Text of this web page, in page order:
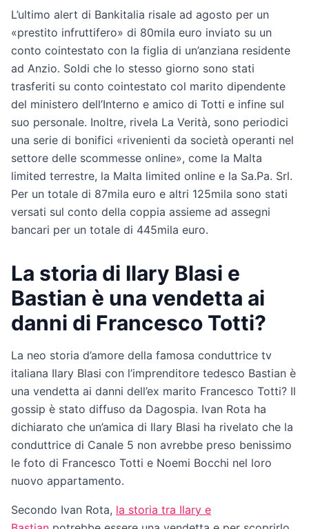
L’ultimo alert di Bankitalia risale ad agosto per un
«prestito infruttifero» di 80mila euro inviato su un
conto cointestato con la figlia di un’anziana residente
ad Anzio. Soldi che lo stesso giorno sono stati
trasferiti su conto cointestato col marito dipendente
del ministero dell’Interno e amico di Totti e infine sul
suo personale. Inoltre, rivela La Verità, sono periodici
una serie di bonifici «rivenienti da società operanti nel
settore delle scommesse online», come la Malta
limited terrestre, la Malta limited online e la Sa.Pa. Srl.
Per un totale di 87mila euro e altri 125mila sono stati
versati sul conto della coppia assieme ad assegni
bancari per un totale di 445mila euro.
La storia di Ilary Blasi e
Bastian è una vendetta ai
danni di Francesco Totti?
La neo storia d’amore della famosa conduttrice tv
italiana Ilary Blasi con l’imprenditore tedesco Bastian è
una vendetta ai danni dell’ex marito Francesco Totti? Il
gossip è stato diffuso da Dagospia. Ivan Rota ha
dichiarato che un’amica di Ilary Blasi ha rivelato che la
conduttrice di Canale 5 non avrebbe preso benissimo
le foto di Francesco Totti e Noemi Bocchi nel loro
nuovo appartamento.
Secondo Ivan Rota, la storia tra Ilary e